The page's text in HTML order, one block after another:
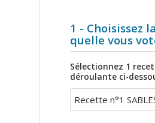
1 - Choisissez
quelle vous
Sélectionnez 1
déroulante ci-